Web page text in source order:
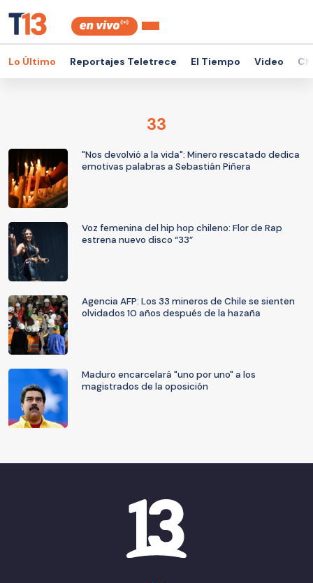
Lo Último Reportajes Teletrece El Tiempo Video
33
"Nos devolvió a la vida": Minero rescatado dedica
emotivas palabras a Sebastián Piñera
Voz femenina del hip hop chileno: Flor de Rap
estrena nuevo disco “33”
Agencia AFP: Los 33 mineros de Chile se sienten
olvidados 10 años después de la hazaña
Maduro encarcelará "uno por uno" a los
magistrados de la oposición